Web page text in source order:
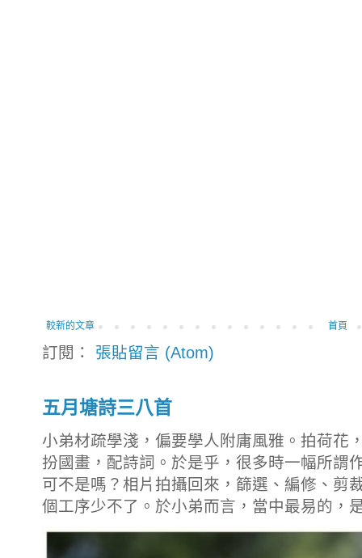
較新的文章 首頁
訂閱： 張貼留言 (Atom)
五月塘詩三八首
小弟材疏學淺，偏要學人附庸風雅。拍荷花
扮國畫，配詩詞。於是乎，很多時一幅所謂
可不是嗎？相片拍攝回來，篩選、編修、剪
個工序少不了。於小弟而言，當中最易的，